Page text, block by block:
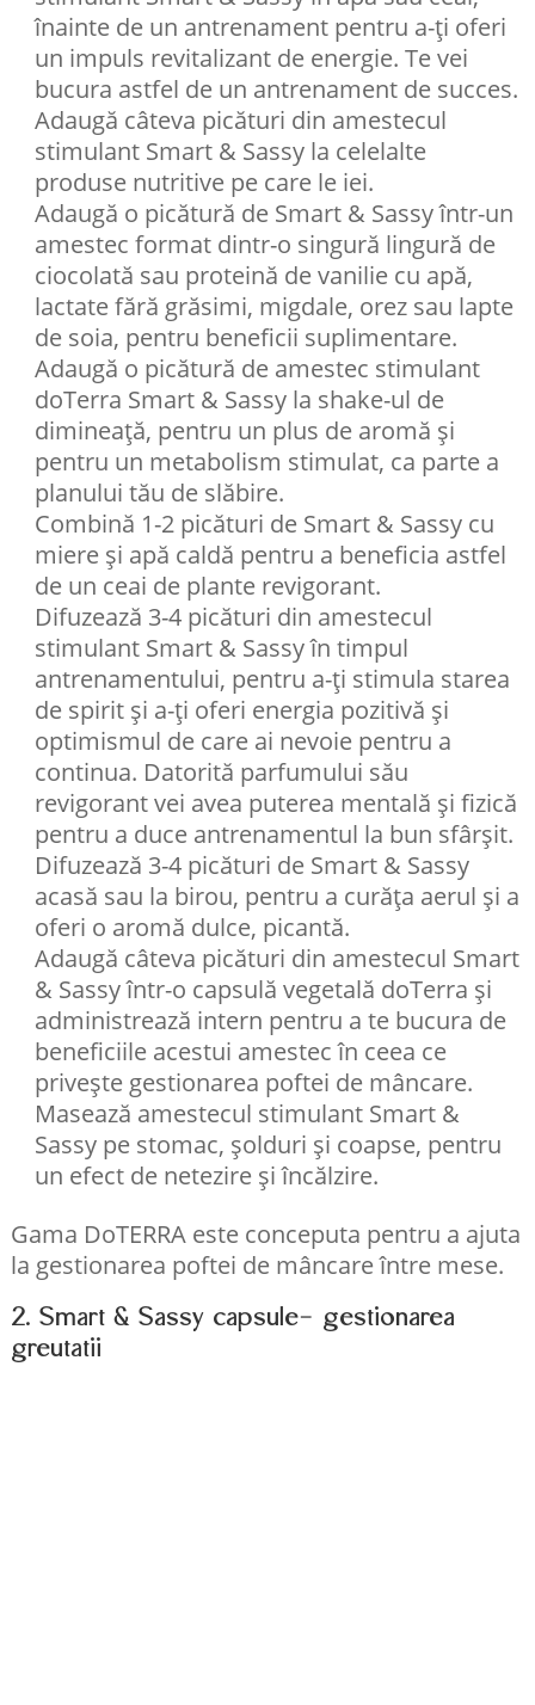
înainte de un antrenament pentru a-ți oferi
un impuls revitalizant de energie. Te vei
bucura astfel de un antrenament de succes.
Adaugă câteva picături din amestecul
stimulant Smart & Sassy la celelalte
produse nutritive pe care le iei.
Adaugă o picătură de Smart & Sassy într-un
amestec format dintr-o singură lingură de
ciocolată sau proteină de vanilie cu apă,
lactate fără grăsimi, migdale, orez sau lapte
de soia, pentru beneficii suplimentare.
Adaugă o picătură de amestec stimulant
doTerra Smart & Sassy la shake-ul de
dimineață, pentru un plus de aromă și
pentru un metabolism stimulat, ca parte a
planului tău de slăbire.
Combină 1-2 picături de Smart & Sassy cu
miere și apă caldă pentru a beneficia astfel
de un ceai de plante revigorant.
Difuzează 3-4 picături din amestecul
stimulant Smart & Sassy în timpul
antrenamentului, pentru a-ți stimula starea
de spirit și a-ți oferi energia pozitivă și
optimismul de care ai nevoie pentru a
continua. Datorită parfumului său
revigorant vei avea puterea mentală și fizică
pentru a duce antrenamentul la bun sfârșit.
Difuzează 3-4 picături de Smart & Sassy
acasă sau la birou, pentru a curăța aerul și a
oferi o aromă dulce, picantă.
Adaugă câteva picături din amestecul Smart
& Sassy într-o capsulă vegetală doTerra și
administrează intern pentru a te bucura de
beneficiile acestui amestec în ceea ce
privește gestionarea poftei de mâncare.
Masează amestecul stimulant Smart &
Sassy pe stomac, șolduri și coapse, pentru
un efect de netezire și încălzire.
Gama DoTERRA este conceputa pentru a ajuta
la gestionarea poftei de mâncare între mese.
2. Smart & Sassy capsule- gestionarea
greutatii